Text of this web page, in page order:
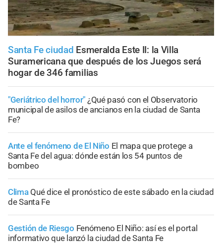
Santa Fe ciudad Esmeralda Este II: la Villa
Suramericana que después de los Juegos será
hogar de 346 familias
"Geriátrico del horror" ¿Qué pasó con el Observatorio
municipal de asilos de ancianos en la ciudad de Santa
Fe?
Ante el fenómeno de El Niño El mapa que protege a
Santa Fe del agua: dónde están los 54 puntos de
bombeo
Clima Qué dice el pronóstico de este sábado en la ciudad
de Santa Fe
Gestión de Riesgo Fenómeno El Niño: así es el portal
informativo que lanzó la ciudad de Santa Fe